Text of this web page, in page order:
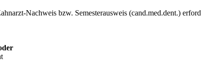
Nachweis bzw. Semesterausweis (cand.med.dent.)